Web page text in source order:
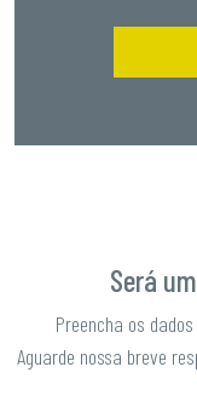
Será
Preencha os
Aguarde nossa breve